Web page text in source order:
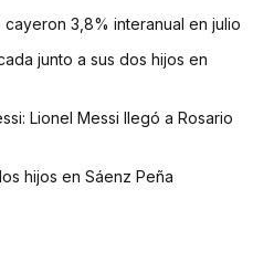
cayeron 3,8% interanual en julio
junto a sus dos hijos en
Lionel Messi llegó a Rosario
hijos en Sáenz Peña